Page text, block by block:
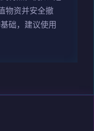
物资并安全撤
础，建议使用